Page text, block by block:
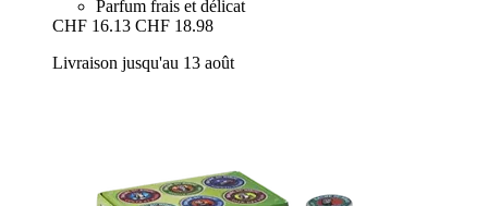
Parfum frais et délicat
CHF 16.13 CHF 18.98
Livraison jusqu'au 13 août